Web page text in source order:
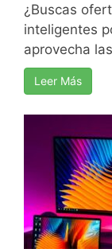
¿Buscas
inteligentes
aprovecha
Leer Más